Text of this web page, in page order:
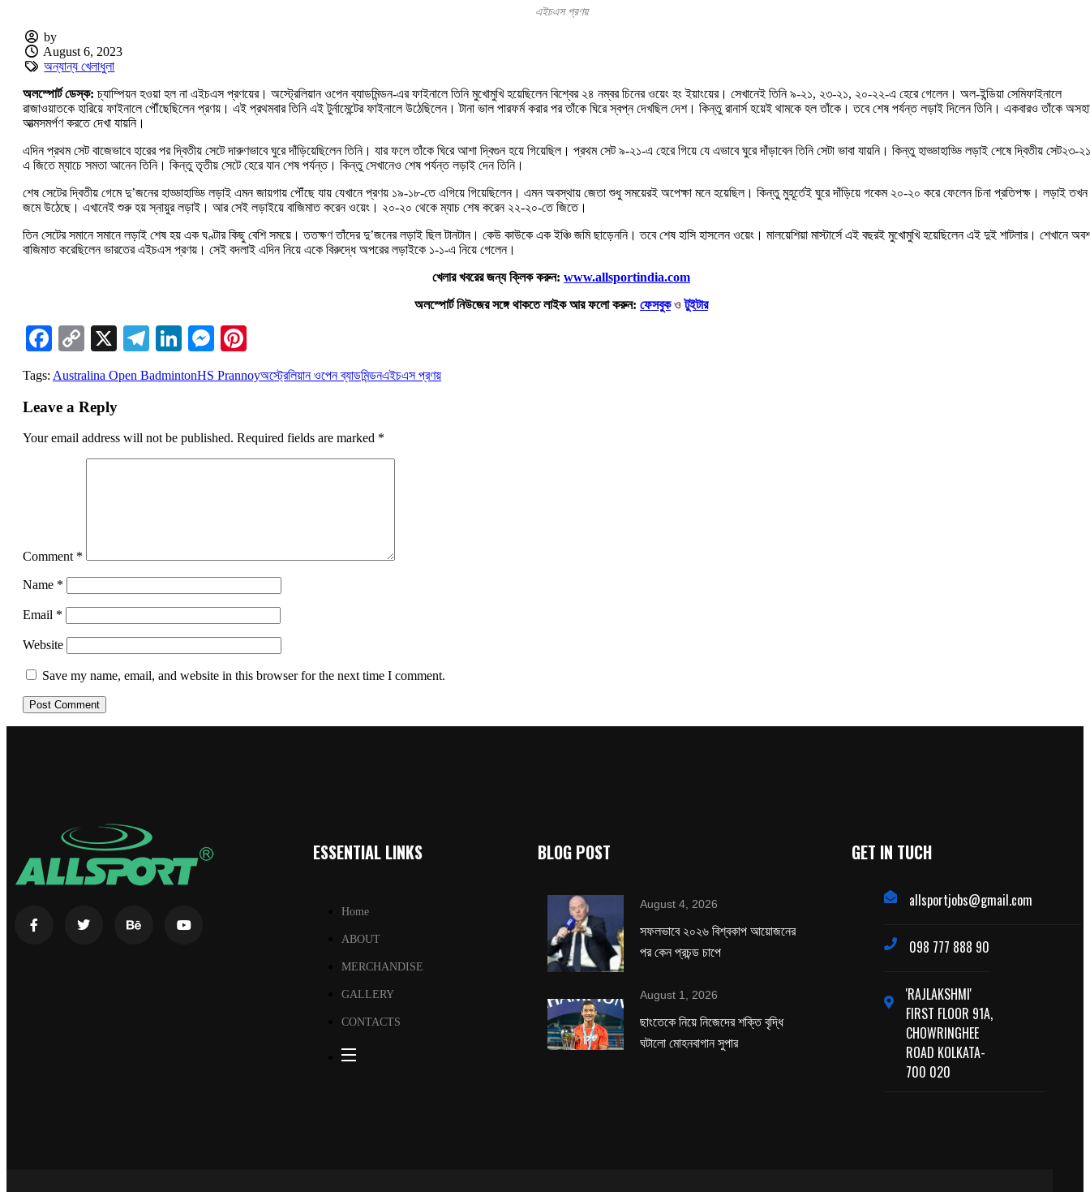
এইচএস প্রণয়
by
August 6, 2023
অন্যান্য খেলাধুলা
অলস্পোর্ট ডেস্ক: চ্যাম্পিয়ন হওয়া হল না এইচএস প্রণয়ের। অস্ট্রেলিয়ান ওপেন ব্যাডমিন্ডন-এর ফাইনালে তিনি মুখোমুখি হয়েছিলেন বিশ্বের ২৪ নম্বর চিনের ওয়েং হং ইয়াংয়ের। সেখানেই তিনি ৯-২১, ২৩-২১, ২০-২২-এ হেরে গেলেন। অল-ইন্ডিয়া সেমিফাইনালে
রাজাওয়াতকে হারিয়ে ফাইনালে পৌঁছেছিলেন প্রণয়। এই প্রথমবার তিনি এই টুর্নামেন্টের ফাইনালে উঠেছিলেন। টানা ভাল পারফর্ম করার পর তাঁকে ঘিরে স্বপ্ন দেখছিল দেশ। কিন্তু রানার্স হয়েই থামকে হল তাঁকে। তবে শেষ পর্যন্ত লড়াই দিলেন তিনি। একবারও তাঁকে
আত্মসমর্পণ করতে দেখা যায়নি।
এদিন প্রথম সেট বাজেভাবে হারের পর দ্বিতীয় সেটে দারুণভাবে ঘুরে দাঁড়িয়েছিলেন তিনি। যার ফলে তাঁকে ঘিরে আশা দ্বিগুন হয়ে গিয়েছিল। প্রথম সেট ৯-২১-এ হেরে গিয়ে যে এভাবে ঘুরে দাঁড়াবেন তিনি সেটা ভাবা যায়নি। কিন্তু হাড্ডাহাড্ডি লড়াই শেষে দ্বিতীয় সেট২৩-
এ জিতে ম্যাচে সমতা আনেন তিনি। কিন্তু তৃতীয় সেটে হেরে যান শেষ পর্যন্ত। কিন্তু সেখানেও শেষ পর্যন্ত লড়াই দেন তিনি।
শেষ সেটের দ্বিতীয় গেমে দু’জনের হাড্ডাহাড্ডি লড়াই এমন জায়গায় পৌঁছে যায় যেখানে প্রণয় ১৯-১৮-তে এগিয়ে গিয়েছিলেন। এমন অবস্থায় জেতা শুধু সময়েরই অপেক্ষা মনে হয়েছিল। কিন্তু মুহূর্তেই ঘুরে দাঁড়িয়ে গকেম ২০-২০ করে ফেলেন চিনা প্রতিপক্ষ। লড়াই তখন
জমে উঠেছে। এখানেই শুরু হয় স্নায়ুর লড়াই। আর সেই লড়াইয়ে বাজিমাত করেন ওয়েং। ২০-২০ থেকে ম্যাচ শেষ করেন ২২-২০-তে জিতে।
তিন সেটের সমানে সমানে লড়াই শেষ হয় এক ঘণ্টার কিছু বেশি সময়ে। ততক্ষণ তাঁদের দু’জনের লড়াই ছিল টানটান। কেউ কাউকে এক ইঞ্চি জমি ছাড়েননি। তবে শেষ হাসি হাসলেন ওয়েং। মালয়েশিয়া মাস্টার্সে এই বছরই মুখোমুখি হয়েছিলেন এই দুই শাটলার। শেখানে
বাজিমাত করেছিলেন ভারতের এইচএস প্রণয়। সেই বদলাই এদিন নিয়ে একে বিরুদ্ধে অপরের লড়াইকে ১-১-এ নিয়ে গেলেন।
খেলার খবরের জন্য ক্লিক করুন: www.allsportindia.com
অলস্পোর্ট নিউজের সঙ্গে থাকতে লাইক আর ফলো করুন: ফেসবুকওটুইটার
Facebook
Copy
Link
X Telegram
LinkedIn
Messenger
Tags: Australina Open BadmintonHS Prannoyঅস্ট্রেলিয়ান ওপেন ব্যাডমিন্ডনএইচএস প্রণয়
Leave a Reply
Your email address will not be published. Required fields are marked *
Comment *
Name *
Email *
Website
Save my name, email, and website in this browser for the next time I comment.
ESSENTIAL LINKS
Home
ABOUT
MERCHANDISE
GALLERY
CONTACTS
BLOG POST
August 4, 2026
সফলভাবে ২০২৬ বিশ্বকাপ আয়োজনের
পর কেন প্রচন্ড চাপে
August 1, 2026
ছাংতেকে নিয়ে নিজেদের শক্তি বৃদ্ধি
ঘটালো মোহনবাগান সুপার
GET IN TUCH
allsportjobs@gmail.com
098 777 888 90
'RAJLAKSHMI'
FIRST FLOOR 91A,
CHOWRINGHEE
ROAD KOLKATA-
700 020